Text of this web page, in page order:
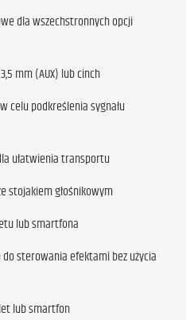
dla wszechstronnych opcji
mm (AUX) lub cinch
celu podkreślenia sygnału
ułatwienia transportu
stojakiem głośnikowym
lub smartfona
do sterowania efektami bez użycia
lub smartfon